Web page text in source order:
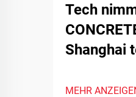
Tech
Shanghai
MEHR